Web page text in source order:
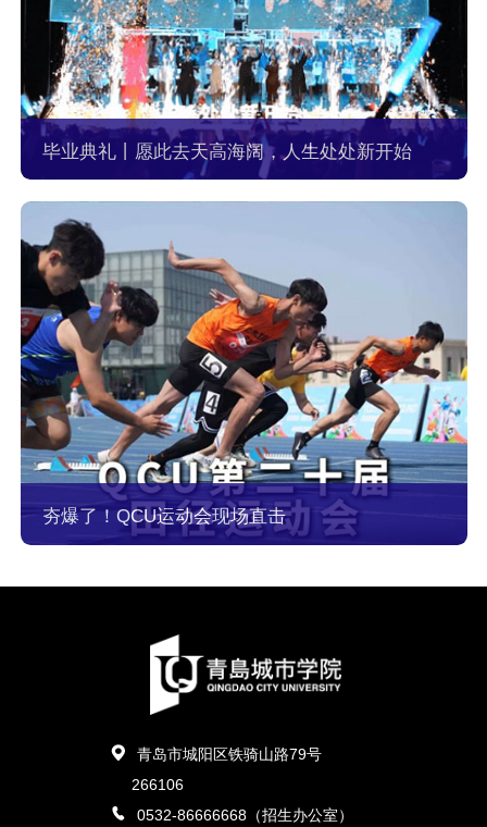
毕业典礼丨愿此去天高海阔，人生处处新开始
夯爆了！QCU运动会现场直击
青岛市城阳区铁骑山路79号
266106
0532-86666668（招生办公室）